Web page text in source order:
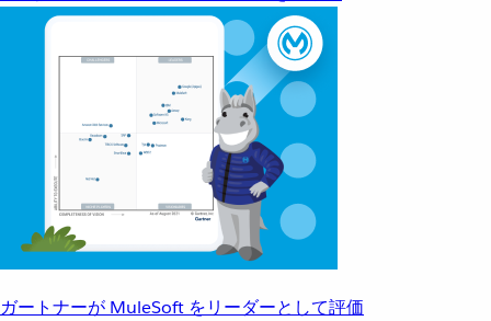
ガートナーが MuleSoft をリーダーとして評価